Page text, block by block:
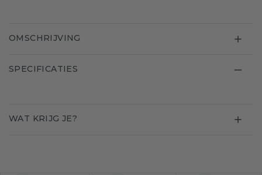
OMSCHRIJVING
SPECIFICATIES
WAT KRIJG JE?